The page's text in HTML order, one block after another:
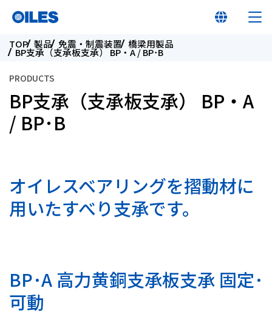
オイレス早わかり
製品
イノベーション
TOP 製品 免震・制震装置 橋梁用製品
BP支承（支承板支承） BP・A / BP･B
PRODUCTS
BP支承（支承板支承） BP・A
/ BP･B
オイレスベアリングを摺動材に
用いたすべり支承です。
BP･A 高力黄銅支承板支承 固定･
可動